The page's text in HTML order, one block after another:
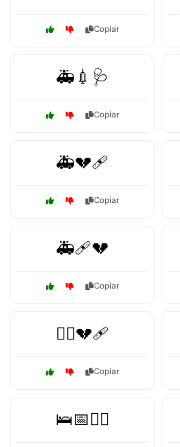
Copiar
🚑💉🩺
Copiar
🚑💔🩹
Copiar
🚑🩹💔
Copiar
🚴‍♀️💔🩹
Copiar
🛌📅🧘‍♂️